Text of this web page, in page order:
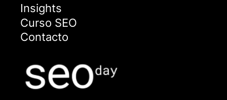
Insights
Curso SEO
Contacto